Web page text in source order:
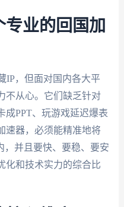
业的回国加
IP，但面对国内各大平
不从心。它们缺乏针对
成PPT、玩游戏延迟爆表
速器，必须能精准地将
，并且要快、要稳、要安
化和技术实力的综合比